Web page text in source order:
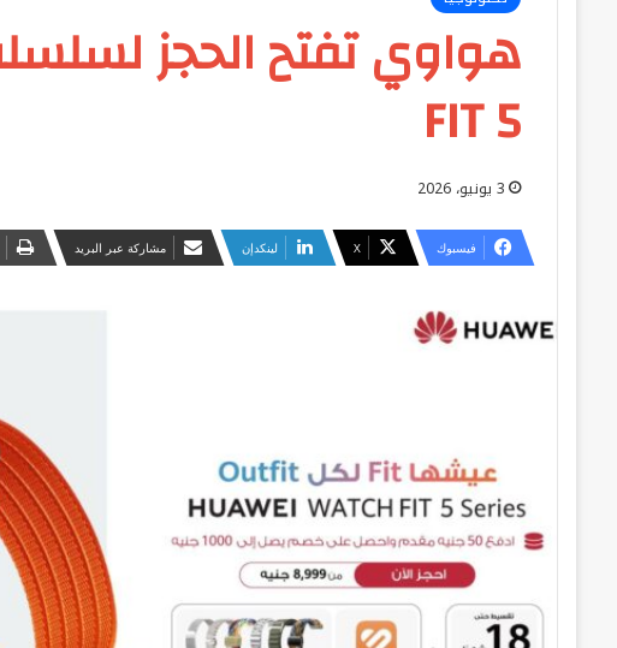
FIT 5
3 يونيو، 2026
فيسبوك ‫X لينكدإن مشاركة عبر البريد